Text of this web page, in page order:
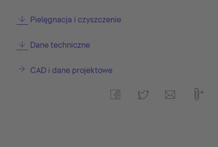
Pielęgnacja i czyszczenie
Dane techniczne
CAD i dane projektowe